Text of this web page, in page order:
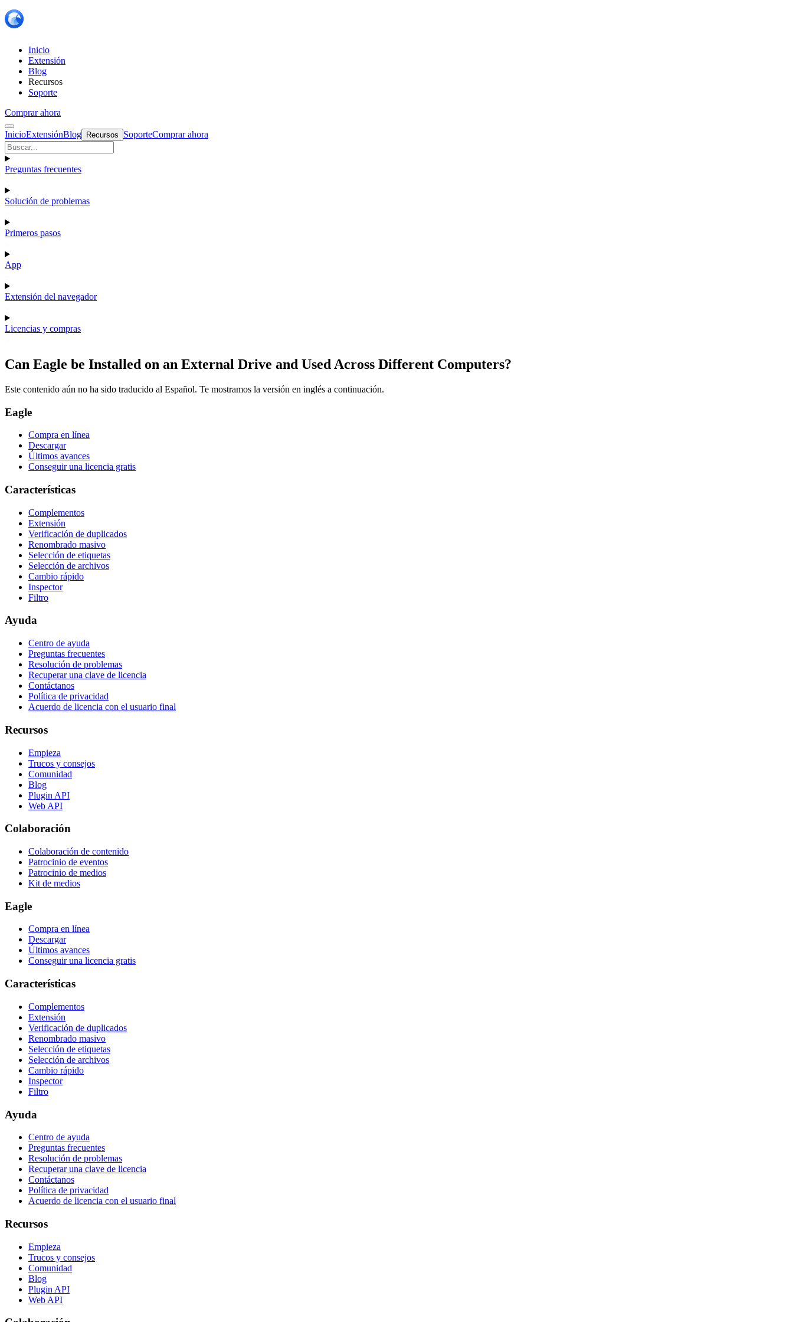
Inicio
Extensión
Blog
Recursos
Soporte
Comprar ahora
InicioExtensiónBlog Recursos SoporteComprar ahora
Preguntas frecuentes
Solución de problemas
Primeros pasos
App
Extensión del navegador
Licencias y compras
Can Eagle be Installed on an External Drive and Used Across Different Computers?
Este contenido aún no ha sido traducido al Español. Te mostramos la versión en inglés a continuación.
Eagle
Compra en línea
Descargar
Últimos avances
Conseguir una licencia gratis
Características
Complementos
Extensión
Verificación de duplicados
Renombrado masivo
Selección de etiquetas
Selección de archivos
Cambio rápido
Inspector
Filtro
Ayuda
Centro de ayuda
Preguntas frecuentes
Resolución de problemas
Recuperar una clave de licencia
Contáctanos
Política de privacidad
Acuerdo de licencia con el usuario final
Recursos
Empieza
Trucos y consejos
Comunidad
Blog
Plugin API
Web API
Colaboración
Colaboración de contenido
Patrocinio de eventos
Patrocinio de medios
Kit de medios
Eagle
Compra en línea
Descargar
Últimos avances
Conseguir una licencia gratis
Características
Complementos
Extensión
Verificación de duplicados
Renombrado masivo
Selección de etiquetas
Selección de archivos
Cambio rápido
Inspector
Filtro
Ayuda
Centro de ayuda
Preguntas frecuentes
Resolución de problemas
Recuperar una clave de licencia
Contáctanos
Política de privacidad
Acuerdo de licencia con el usuario final
Recursos
Empieza
Trucos y consejos
Comunidad
Blog
Plugin API
Web API